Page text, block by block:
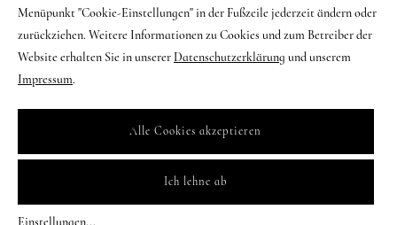
Menüpunkt "Cookie-Einstellungen" in der Fußzeile jederzeit ändern oder
zurückziehen. Weitere Informationen zu Cookies und zum Betreiber der
Website erhalten Sie in unsererDatenschutzerklärung und unserem
Impressum.
Einstellungen...
Ich lehne ab
Alle Cookies akzeptieren